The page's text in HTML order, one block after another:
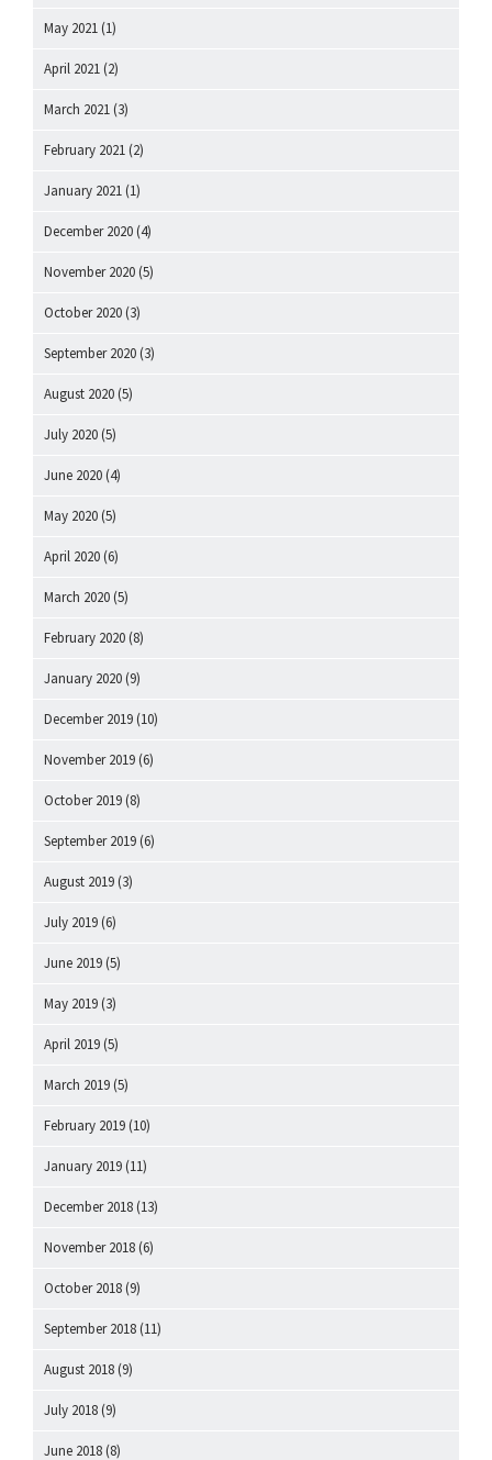
May 2021 (1)
April 2021 (2)
March 2021 (3)
February 2021 (2)
January 2021 (1)
December 2020 (4)
November 2020 (5)
October 2020 (3)
September 2020 (3)
August 2020 (5)
July 2020 (5)
June 2020 (4)
May 2020 (5)
April 2020 (6)
March 2020 (5)
February 2020 (8)
January 2020 (9)
December 2019 (10)
November 2019 (6)
October 2019 (8)
September 2019 (6)
August 2019 (3)
July 2019 (6)
June 2019 (5)
May 2019 (3)
April 2019 (5)
March 2019 (5)
February 2019 (10)
January 2019 (11)
December 2018 (13)
November 2018 (6)
October 2018 (9)
September 2018 (11)
August 2018 (9)
July 2018 (9)
June 2018 (8)